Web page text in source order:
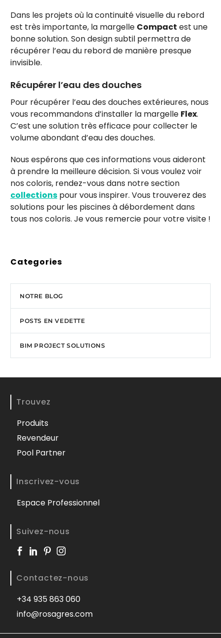
Dans les projets où la continuité visuelle du rebord
est très importante, la margelle Compact est une
bonne solution. Son design subtil permettra de
récupérer l’eau du rebord de manière presque
invisible.
Récupérer l’eau des douches
Pour récupérer l’eau des douches extérieures, nous
vous recommandons d’installer la margelle Flex.
C’est une solution très efficace pour collecter le
volume abondant d’eau des douches.
Nous espérons que ces informations vous aideront
à prendre la meilleure décision. Si vous voulez voir
nos coloris, rendez-vous dans notre section
collections pour vous inspirer. Vous trouverez des
solutions pour les piscines à débordement dans
tous nos coloris. Je vous remercie pour votre visite !
Categories
NOTRE BLOG
POSTS EN VEDETTE
BIM PROJECT SOLUTIONS
Trouvez
Produits
Revendeur
Pool Partner
Inscrivez-vous
Espace Professionnel
Suivez-nous
Contactez-nous
+34 935 863 060
info@rosagres.com